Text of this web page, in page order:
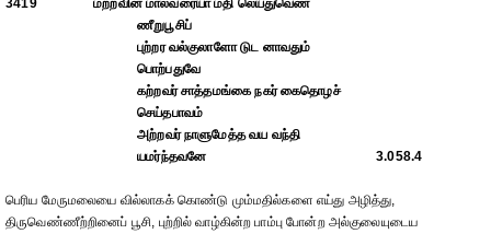
3419
மற்றவின் மால்வரையா மதி லெய்துவெண்
ணீறுபூசிப்
புற்றர வல்குலாளோ டுட னாவதும்
பொற்பதுவே
கற்றவர் சாத்தமங்கை நகர் கைதொழச்
செய்தபாவம்
அற்றவர் நாளுமேத்த வய வந்தி
யமர்ந்தவனே
3.058.4
பெரிய மேருமலையை வில்லாகக் கொண்டு மும்மதில்களை எய்து அழித்து,
திருவெண்ணீற்றினைப் பூசி, புற்றில் வாழ்கின்ற பாம்பு போன்ற அல்குலையுடைய